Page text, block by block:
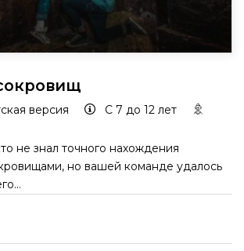
версия
С 7 до 12 лет
не знал точного нахождения
но вашей команде удалось